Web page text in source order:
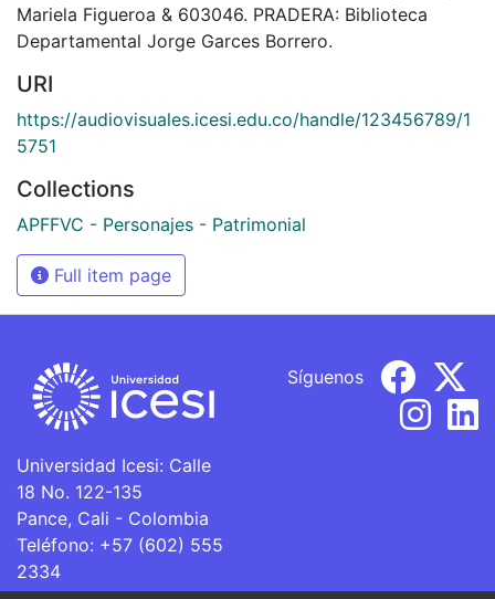
Mariela Figueroa & 603046. PRADERA: Biblioteca
Departamental Jorge Garces Borrero.
URI
https://audiovisuales.icesi.edu.co/handle/123456789/1
5751
Collections
APFFVC - Personajes - Patrimonial
Full item page
Universidad Icesi: Calle
18 No. 122-135
Pance, Cali - Colombia
Teléfono: +57 (602) 555
2334
Síguenos